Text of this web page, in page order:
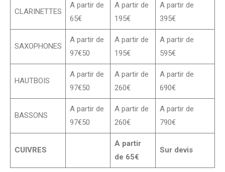
CLARINETTES
A partir de
65€
A partir de
195€
A partir de
395€
SAXOPHONES
A partir de
97€50
A partir de
195€
A partir de
595€
HAUTBOIS
A partir de
97€50
A partir de
260€
A partir de
690€
BASSONS
A partir de
97€50
A partir de
260€
A partir de
790€
CUIVRES
A partir
de 65€
Sur devis